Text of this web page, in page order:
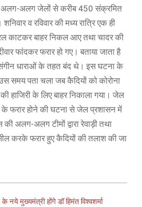
अलग-अलग जेलों से करीब 450 संक्रमित
व रविवार की मध्य रात्रि एक ही
काटकर बाहर निकल आए तथा चादर की
फांदकर फरार हो गए। बताया जाता है
संगीन धाराओं के तहत बंद थे। इस घटना के
समय पता चला जब कैदियों को कोरोना
हाजिरी के लिए बाहर निकाला गया। जेल
फरार होने की घटना से जेल प्रशासन में
अलग-अलग टीमों द्वारा रेवाड़ी तथा
करके फरार हुए कैदियों की तलाश की जा
नये मुख्यमंत्री होंगे डॉ हिमंत विश्वशर्मा